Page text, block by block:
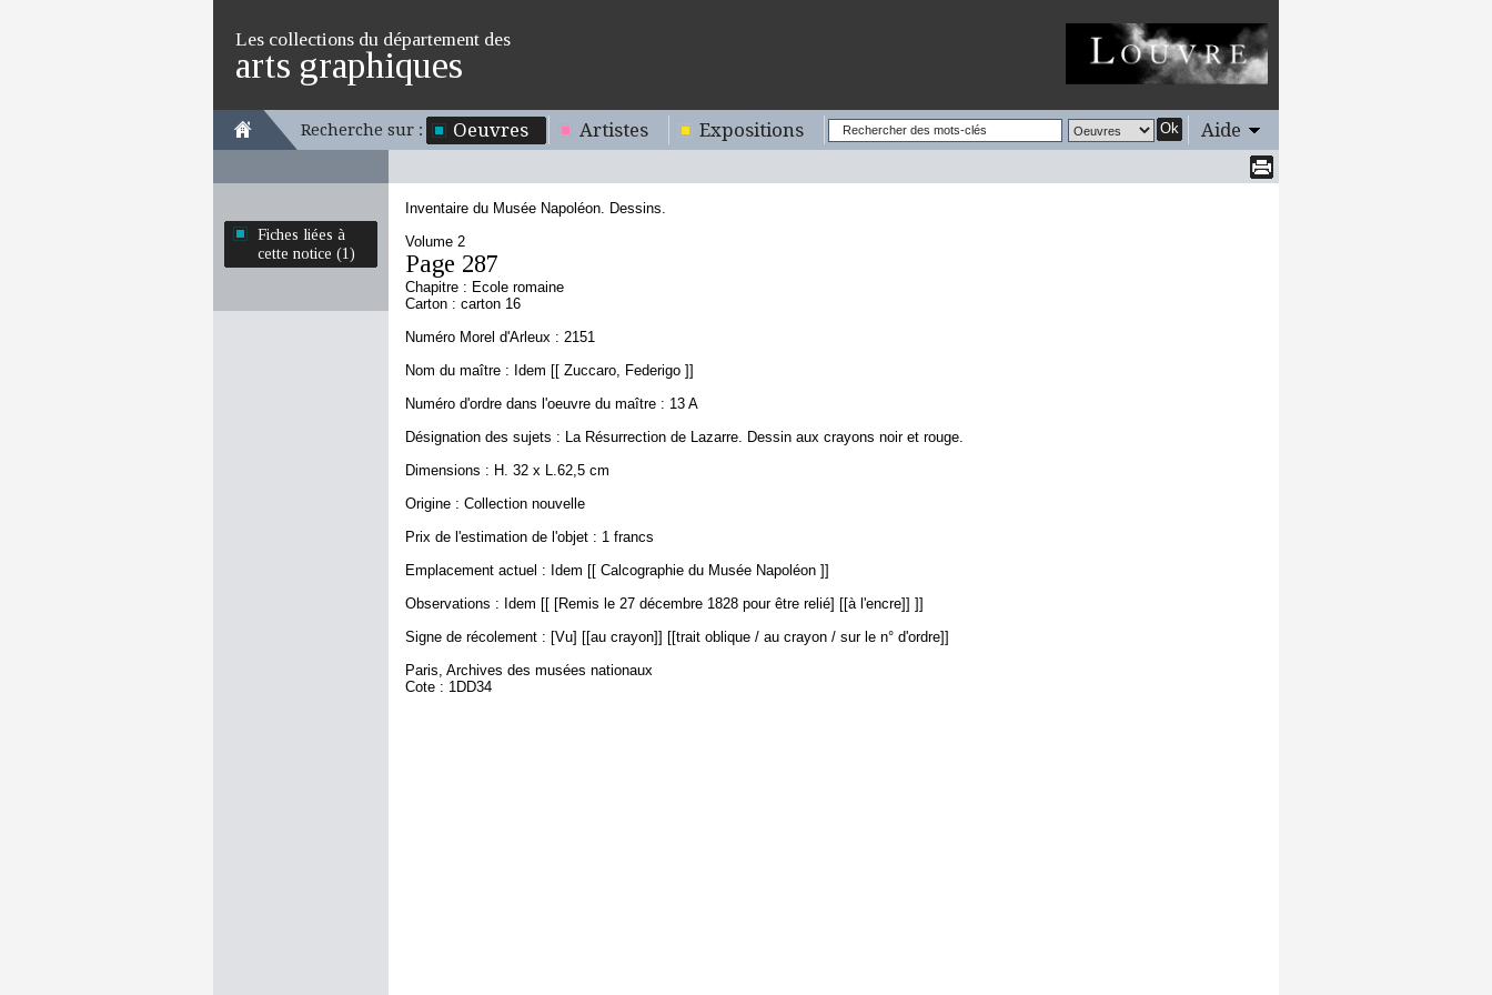
Les collections du département des
arts graphiques
Recherche sur : Oeuvres Artistes Expositions Ok Aide
Fiches liées à
cette notice (1)
Inventaire du Musée Napoléon. Dessins.
Volume 2
Page 287
Chapitre : Ecole romaine
Carton : carton 16
Numéro Morel d'Arleux : 2151
Nom du maître : Idem [[ Zuccaro, Federigo ]]
Numéro d'ordre dans l'oeuvre du maître : 13 A
Désignation des sujets : La Résurrection de Lazarre. Dessin aux crayons noir et rouge.
Dimensions : H. 32 x L.62,5 cm
Origine : Collection nouvelle
Prix de l'estimation de l'objet : 1 francs
Emplacement actuel : Idem [[ Calcographie du Musée Napoléon ]]
Observations : Idem [[ [Remis le 27 décembre 1828 pour être relié] [[à l'encre]] ]]
Signe de récolement : [Vu] [[au crayon]] [[trait oblique / au crayon / sur le n° d'ordre]]
Paris, Archives des musées nationaux
Cote : 1DD34